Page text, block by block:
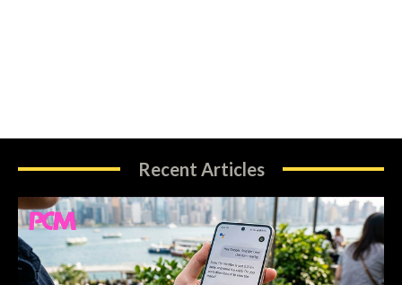
Recent Articles